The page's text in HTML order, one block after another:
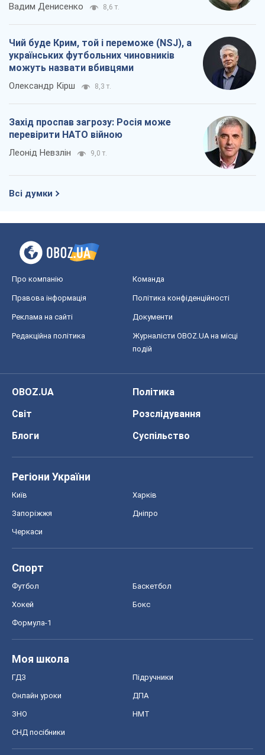
Вадим Денисенко 8,6 т.
Чий буде Крим, той і переможе (NSJ), а
українських футбольних чиновників
можуть назвати вбивцями
Олександр Кірш 8,3 т.
Захід проспав загрозу: Росія може
перевірити НАТО війною
Леонід Невзлін 9,0 т.
Всі думки
Про компанію Команда
Правова інформація Політика конфіденційності
Реклама на сайті Документи
Редакційна політика
Журналісти OBOZ.UA на місці
подій
OBOZ.UA
Політика
Світ
Розслідування
Блоги
Суспільство
Регіони України
Київ Харків
Запоріжжя Дніпро
Черкаси
Спорт
Футбол Баскетбол
Хокей Бокс
Формула-1
Моя школа
ГДЗ Підручники
Онлайн уроки ДПА
ЗНО НМТ
СНД посібники